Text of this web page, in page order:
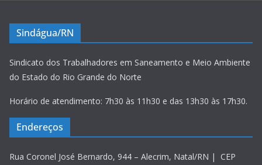
Sindágua/RN
Sindicato dos Trabalhadores em Saneamento e Meio Ambiente
do Estado do Rio Grande do Norte
Horário de atendimento: 7h30 às 11h30 e das 13h30 às 17h30.
Endereços
Rua Coronel José Bernardo, 944 – Alecrim, Natal/RN | CEP